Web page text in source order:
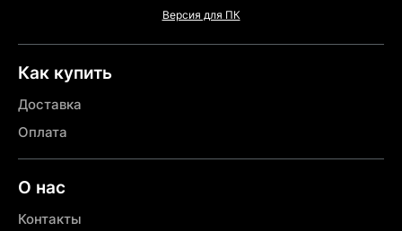
Версия для ПК
Как купить
Доставка
Оплата
О нас
Контакты